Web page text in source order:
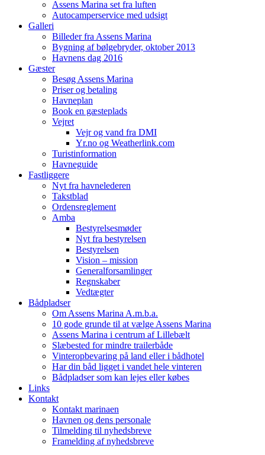
Assens Marina set fra luften
Autocamperservice med udsigt
Galleri
Billeder fra Assens Marina
Bygning af bølgebryder, oktober 2013
Havnens dag 2016
Gæster
Besøg Assens Marina
Priser og betaling
Havneplan
Book en gæsteplads
Vejret
Vejr og vand fra DMI
Yr.no og Weatherlink.com
Turistinformation
Havneguide
Fastliggere
Nyt fra havnelederen
Takstblad
Ordensreglement
Amba
Bestyrelsesmøder
Nyt fra bestyrelsen
Bestyrelsen
Vision – mission
Generalforsamlinger
Regnskaber
Vedtægter
Bådpladser
Om Assens Marina A.m.b.a.
10 gode grunde til at vælge Assens Marina
Assens Marina i centrum af Lillebælt
Slæbested for mindre trailerbåde
Vinteropbevaring på land eller i bådhotel
Har din båd ligget i vandet hele vinteren
Bådpladser som kan lejes eller købes
Links
Kontakt
Kontakt marinaen
Havnen og dens personale
Tilmelding til nyhedsbreve
Framelding af nyhedsbreve